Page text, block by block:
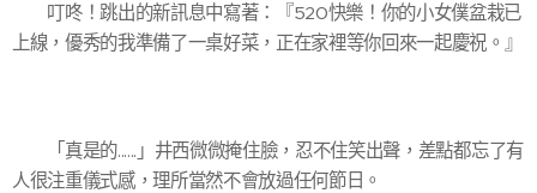
叮咚！跳出的新訊息中寫著：『520快樂！你的小女僕盆栽已
上線，優秀的我準備了一桌好菜，正在家裡等你回來一起慶祝。』
「真是的......」井西微微掩住臉，忍不住笑出聲，差點都忘了有
人很注重儀式感，理所當然不會放過任何節日。